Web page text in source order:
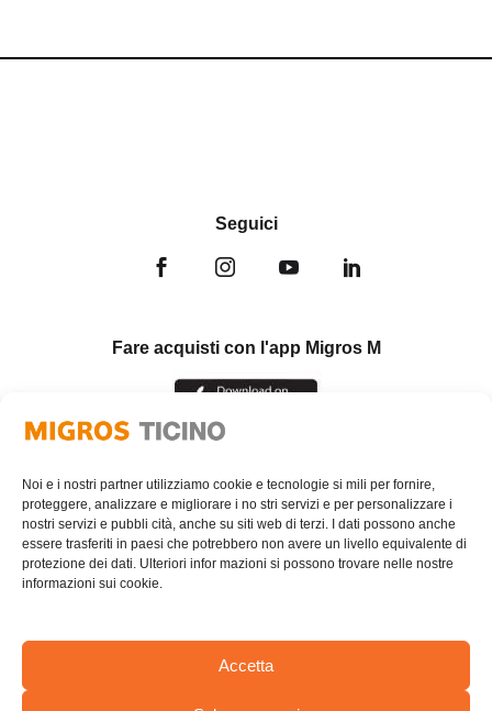
Noi e i nostri partner utilizziamo cookie e tecnologie si mili per fornire,
proteggere, analizzare e migliorare i no stri servizi e per personalizzare i
nostri servizi e pubbli cità, anche su siti web di terzi. I dati possono anche
essere trasferiti in paesi che potrebbero non avere un livello equivalente di
protezione dei dati. Ulteriori infor mazioni si possono trovare nelle nostre
informazioni sui cookie.
Accetta
Seguici
Fare acquisti con l'app Migros M